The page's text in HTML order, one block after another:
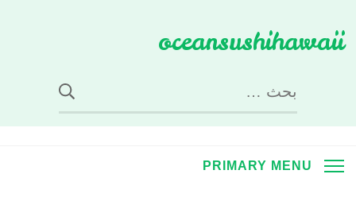
to
oceansushihawaii
البحث
عن:
PRIMARY MENU